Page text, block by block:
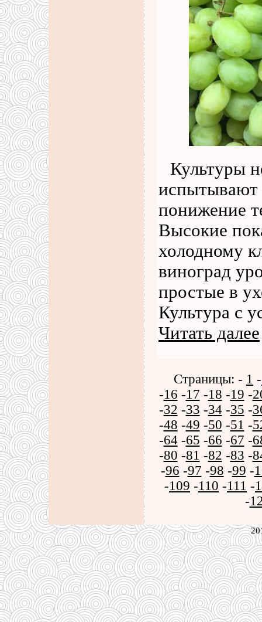
Культуры
испытывают
понижение
Высокие
холодному
виноград
простые в
Культура с
Читать далее
Страницы: - 1 -
-16 -17 -18 -19 -
-32 -33 -34-35 -
-48 -49 -50 -51 -
-64-65 -66 -67 -
-80 -81 -82 -83 -
-96 -97 -98 -99 -
-109 -110 -111 -
-